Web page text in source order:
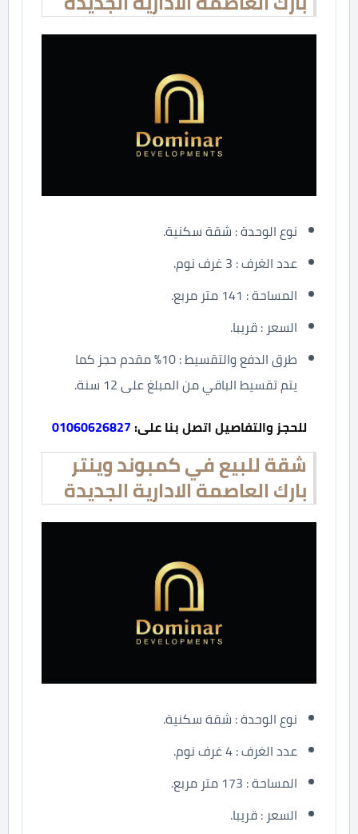
نوع الوحدة : شقة سكنية.
عدد الغرف : 3 غرف نوم.
المساحة : 141 متر مربع.
السعر : قريبا.
طرق الدفع والتقسيط : 10% مقدم حجز كما
يتم تقسيط الباقي من المبلغ على 12 سنة.
للحجز والتفاصيل اتصل بنا على:01060626827
شقة للبيع في كمبوند وينتر
بارك العاصمة الادارية الجديدة
نوع الوحدة : شقة سكنية.
عدد الغرف : 4 غرف نوم.
المساحة : 173 متر مربع.
السعر : قريبا.